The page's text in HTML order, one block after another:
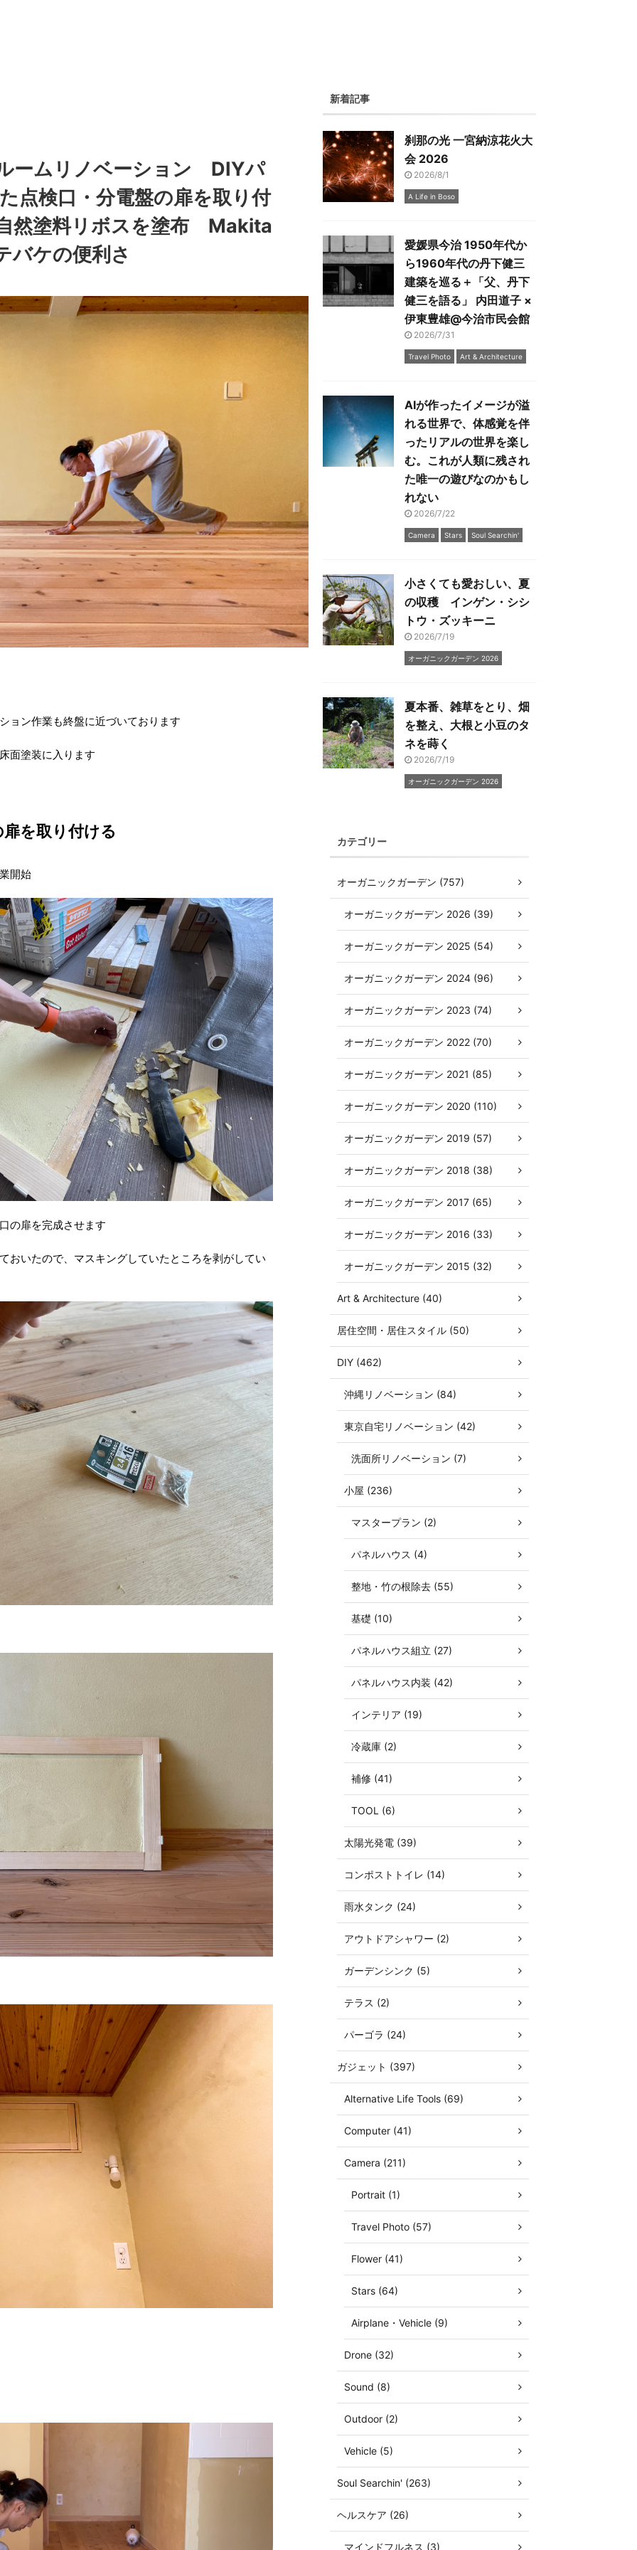
ームリノベーション DIYパ
検口・分電盤の扉を取り付
然塗料リボスを塗布 Makita
バケの便利さ
ョン作業も終盤に近づいております
面塗装に入ります
を取り付ける
開始
の扉を完成させます
おいたので、マスキングしていたところを剥がしてい
新着記事
刹那の光 一宮納涼花火大
会 2026
2026/8/1
A Life in Boso
愛媛県今治 1950年代か
ら1960年代の丹下健三
建築を巡る＋「父、丹下
健三を語る」 内田道子 ×
伊東豊雄@今治市民会館
2026/7/31
Travel Photo Art & Architecture
AIが作ったイメージが溢
れる世界で、体感覚を伴
ったリアルの世界を楽し
む。これが人類に残され
た唯一の遊びなのかもし
れない
2026/7/22
Camera Stars Soul Searchin'
小さくても愛おしい、夏
の収穫 インゲン・シシ
トウ・ズッキーニ
2026/7/19
オーガニックガーデン 2026
夏本番、雑草をとり、畑
を整え、大根と小豆のタ
ネを蒔く
2026/7/19
オーガニックガーデン 2026
カテゴリー
オーガニックガーデン (757)
オーガニックガーデン 2026 (39)
オーガニックガーデン 2025 (54)
オーガニックガーデン 2024 (96)
オーガニックガーデン 2023 (74)
オーガニックガーデン 2022 (70)
オーガニックガーデン 2021 (85)
オーガニックガーデン 2020 (110)
オーガニックガーデン 2019 (57)
オーガニックガーデン 2018 (38)
オーガニックガーデン 2017 (65)
オーガニックガーデン 2016 (33)
オーガニックガーデン 2015 (32)
Art & Architecture (40)
居住空間・居住スタイル (50)
DIY (462)
沖縄リノベーション (84)
東京自宅リノベーション (42)
洗面所リノベーション (7)
小屋 (236)
マスタープラン (2)
パネルハウス (4)
整地・竹の根除去 (55)
基礎 (10)
パネルハウス組立 (27)
パネルハウス内装 (42)
インテリア (19)
冷蔵庫 (2)
補修 (41)
TOOL (6)
太陽光発電 (39)
コンポストトイレ (14)
雨水タンク (24)
アウトドアシャワー (2)
ガーデンシンク (5)
テラス (2)
パーゴラ (24)
ガジェット (397)
Alternative Life Tools (69)
Computer (41)
Camera (211)
Portrait (1)
Travel Photo (57)
Flower (41)
Stars (64)
Airplane・Vehicle (9)
Drone (32)
Sound (8)
Outdoor (2)
Vehicle (5)
Soul Searchin' (263)
ヘルスケア (26)
マインドフルネス (3)